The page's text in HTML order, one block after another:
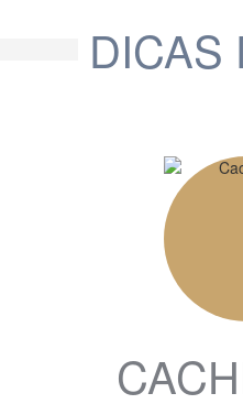
DICAS